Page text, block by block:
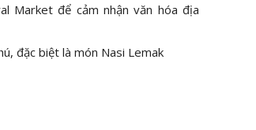
Market để cảm nhận văn hóa địa
đặc biệt là món Nasi Lemak